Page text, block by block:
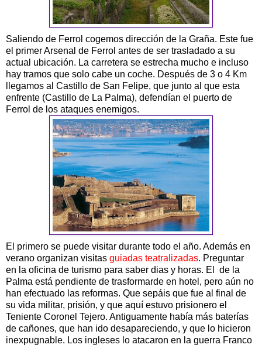
Saliendo de Ferrol cogemos dirección de la Graña. Este fue
el primer Arsenal de Ferrol antes de ser trasladado a su
actual ubicación. La carretera se estrecha mucho e incluso
hay tramos que solo cabe un coche. Después de 3 o 4 Km
llegamos al Castillo de San Felipe, que junto al que esta
enfrente (Castillo de La Palma), defendían el puerto de
Ferrol de los ataques enemigos.
El primero se puede visitar durante todo el año. Además en
verano organizan visitas guiadas teatralizadas. Preguntar
en la oficina de turismo para saber dias y horas. El de la
Palma está pendiente de trasformarde en hotel, pero aún no
han efectuado las reformas. Que sepáis que fue al final de
su vida militar, prisión, y que aquí estuvo prisionero el
Teniente Coronel Tejero. Antiguamente había más baterías
de cañones, que han ido desapareciendo, y que lo hicieron
inexpugnable. Los ingleses lo atacaron en la guerra Franco